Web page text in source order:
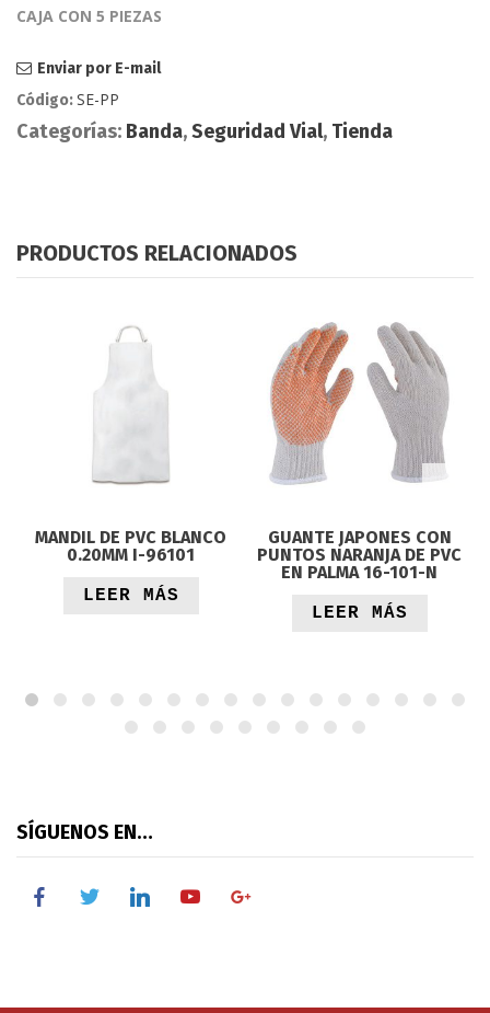
CAJA CON 5 PIEZAS
Enviar por E-mail
Código:SE-PP
Categorías: Banda,Seguridad Vial, Tienda
PRODUCTOS RELACIONADOS
MANDIL DE PVC BLANCO
0.20MM I-96101
LEER MÁS
GUANTE JAPONES CON
PUNTOS NARANJA DE PVC
EN PALMA 16-101-N
LEER MÁS
SÍGUENOS EN…
facebooktwitterlinkedinyoutubegoogle